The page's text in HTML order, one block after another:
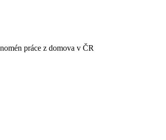
práce z domova v ČR